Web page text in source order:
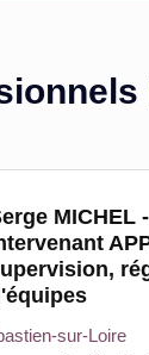
MICHEL -
sur-Loire